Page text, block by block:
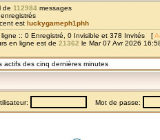
de 112984 messages
est luckygameph1phh
ligne :: 0 Enregistré, 0 Invisible et 378 Invités [
en ligne est de 21362 le Mar 07 Avr 2026
actifs des cinq dernières minutes
Mot de passe: